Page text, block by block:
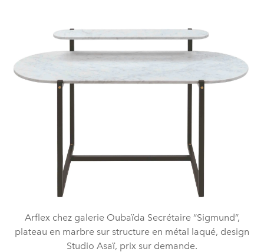
Arflex chez galerie Oubaïda Secrétaire “Sigmund”,
plateau en marbre sur structure en métal laqué, design
Studio Asaï, prix sur demande.